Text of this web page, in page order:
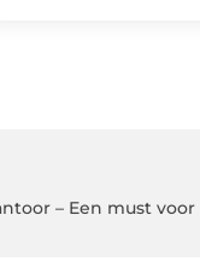
– Een must